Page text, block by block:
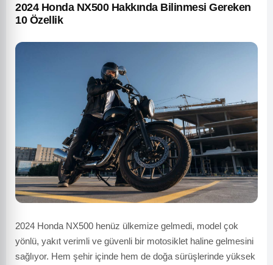
2024 Honda NX500 Hakkında Bilinmesi Gereken
10 Özellik
2024 Honda NX500 henüz ülkemize gelmedi, model çok
yönlü, yakıt verimli ve güvenli bir motosiklet haline gelmesini
sağlıyor. Hem şehir içinde hem de doğa sürüşlerinde yüksek